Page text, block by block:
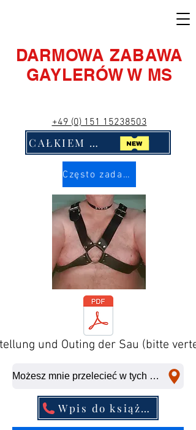
DARMOWA ZABAWA
GAYLERÓW W MS
+49 (0) 151 15238503
CAŁKIEM NOWY! Kliknij mnie!!
Często zadawane pytania
und Outing der Sau (bitte
Możesz mnie przelecieć w tych miejscach w krótkim czasie.
Wpis do książki telefonicznej